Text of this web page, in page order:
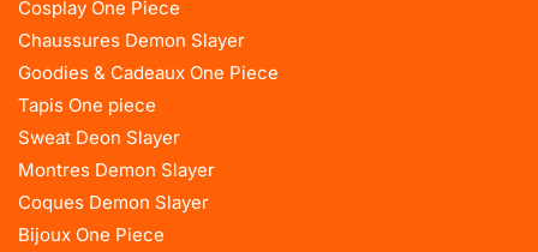
Cosplay One Piece
Chaussures Demon Slayer
Goodies & Cadeaux One Piece
Tapis One piece
Sweat Deon Slayer
Montres Demon Slayer
Coques Demon Slayer
Bijoux One Piece